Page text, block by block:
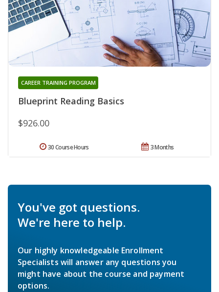
Blueprint Reading Basics
CAREER TRAINING PROGRAM
$926.00
3 Months
30 Course Hours
You've got questions.
We're here to help.
Our highly knowledgeable Enrollment
Specialists will answer any questions you
might have about the course and payment
options.